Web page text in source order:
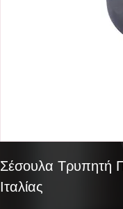
Σέσουλα Τρυπητή
Ιταλίας